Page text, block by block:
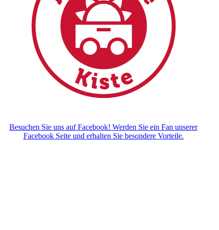
Besuchen Sie uns auf Facebook! Werden Sie ein Fan unserer
Facebook Seite und erhalten Sie besondere Vorteile.